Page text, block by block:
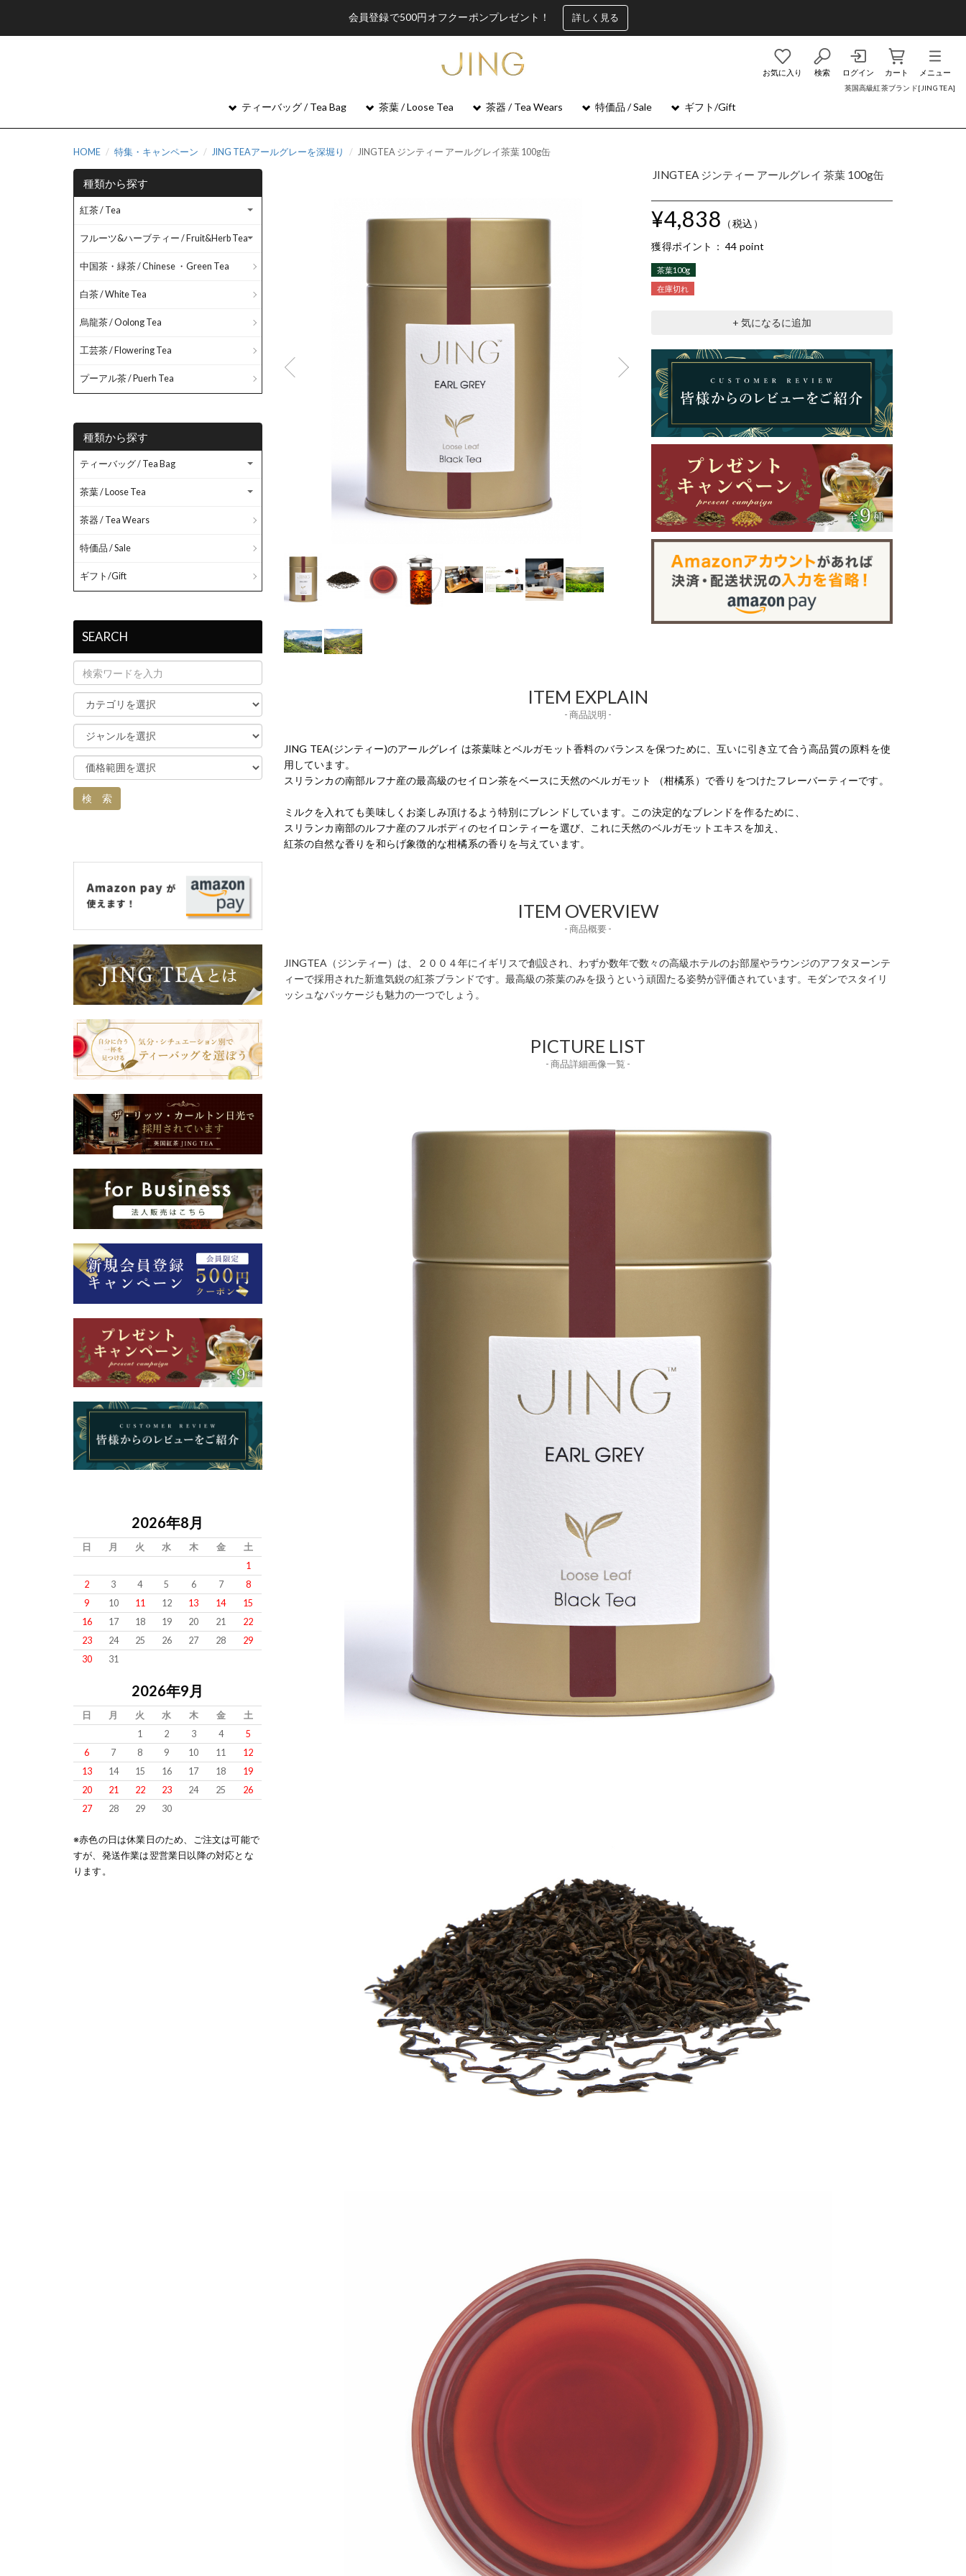
会員登録で500円オフクーポンプレゼント！ 詳しく見る
英国高級紅茶ブランド[JING TEA]
お気に入り 検索 ログイン カート メニュー
ティーバッグ / Tea Bag 茶葉 / Loose Tea 茶器 / Tea Wears 特価品 / Sale ギフト/Gift
HOME 特集・キャンペーン JING TEAアールグレーを深堀り JINGTEA ジンティー アールグレイ茶葉 100g缶
JINGTEA ジンティー アールグレイ 茶葉 100g缶
¥4,838 （税込）
獲得ポイント：44 point
茶葉100g
在庫切れ
+ 気になるに追加
ITEM EXPLAIN
- 商品説明 -
JING TEA(ジンティー)のアールグレイ は茶葉味とベルガモット香料のバランスを保つために、互いに引き立て合う高品質の原料を使
用しています。
スリランカの南部ルフナ産の最高級のセイロン茶をベースに天然のベルガモット （柑橘系）で香りをつけたフレーバーティーです。
ミルクを入れても美味しくお楽しみ頂けるよう特別にブレンドしています。この決定的なブレンドを作るために、
スリランカ南部のルフナ産のフルボディのセイロンティーを選び、これに天然のベルガモットエキスを加え、
紅茶の自然な香りを和らげ象徴的な柑橘系の香りを与えています。
ITEM OVERVIEW
- 商品概要 -
JINGTEA（ジンティー）は、２００４年にイギリスで創設され、わずか数年で数々の高級ホテルのお部屋やラウンジのアフタヌーンテ
ィーで採用された新進気鋭の紅茶ブランドです。最高級の茶葉のみを扱うという頑固たる姿勢が評価されています。モダンでスタイリ
ッシュなパッケージも魅力の一つでしょう。
PICTURE LIST
- 商品詳細画像一覧 -
種類から探す
紅茶 / Tea
フルーツ&ハーブティー / Fruit&Herb Tea
中国茶・緑茶 / Chinese ・Green Tea
白茶 / White Tea
烏龍茶 / Oolong Tea
工芸茶 / Flowering Tea
プーアル茶 / Puerh Tea
種類から探す
ティーバッグ / Tea Bag
茶葉 / Loose Tea
茶器 / Tea Wears
特価品 / Sale
ギフト/Gift
SEARCH
2026年8月
日 月 火 水 木 金
土
1
2
3 4 5 6 7
8
9
10 11 12 13 14
15
16
17 18 19 20 21
22
23
24 25 26 27 28
29
30
31
2026年9月
日 月 火 水 木 金
土
1
2 3 4
5
6
7 8 9 10 11
12
13
14 15 16 17 18
19
20
21 22 23 24 25
26
27
28 29 30
※赤色の日は休業日のため、ご注文は可能で
すが、発送作業は翌営業日以降の対応とな
ります。